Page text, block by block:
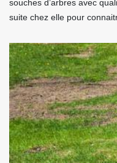
souches d’arbres avec
suite chez elle pour